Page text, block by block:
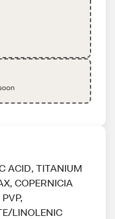
ACID, TITANIUM
COPERNICIA
LINOLENIC